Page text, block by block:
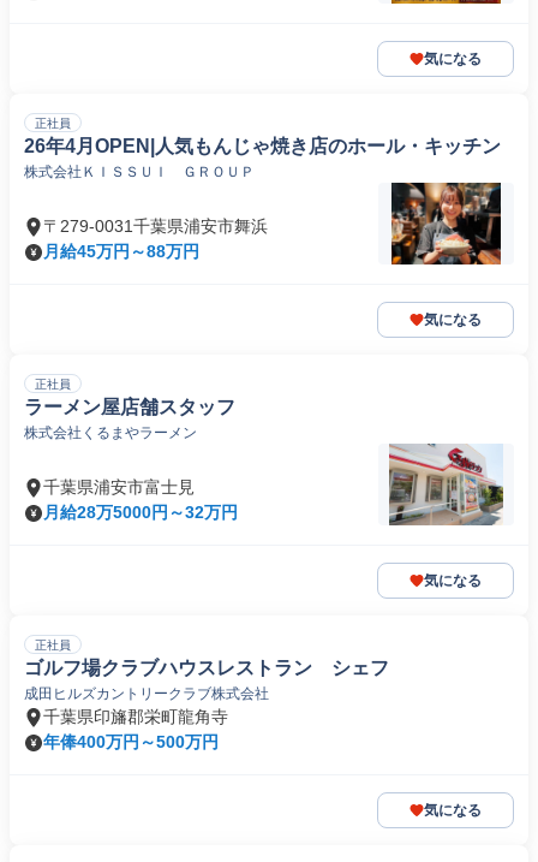
気になる
正社員
26年4月OPEN|人気もんじゃ焼き店のホール・キッチン
株式会社ＫＩＳＳＵＩ ＧＲＯＵＰ
〒279-0031千葉県浦安市舞浜
月給45万円～88万円
気になる
正社員
ラーメン屋店舗スタッフ
株式会社くるまやラーメン
千葉県浦安市富士見
月給28万5000円～32万円
気になる
正社員
ゴルフ場クラブハウスレストラン シェフ
成田ヒルズカントリークラブ株式会社
千葉県印旛郡栄町龍角寺
年俸400万円～500万円
気になる